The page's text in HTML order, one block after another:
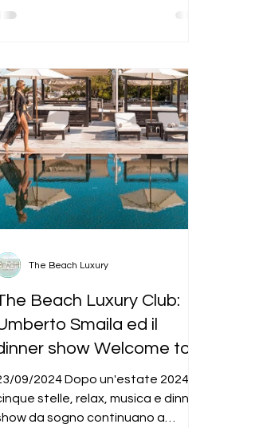
Beach Luxury Club:
Smaila ed il
show Welcome to
Dream ad ottobre ‘24
09/2024 Dopo un'estate 2024 a
stelle, relax, musica e dinner
da sogno continuano a
The Beach Luxury